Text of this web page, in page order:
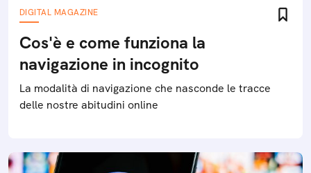
DIGITAL MAGAZINE
Cos'è e come funziona la
navigazione in incognito
La modalità di navigazione che nasconde le tracce
delle nostre abitudini online